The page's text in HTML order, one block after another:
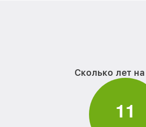
Сколько лет
11